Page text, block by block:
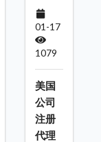
01-17
1079
美国
公司
注册
代理